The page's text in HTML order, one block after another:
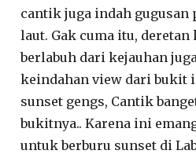
cantik juga indah gugusan
laut. Gak cuma itu,
berlabuh dari kejauhan
keindahan view dari bukit
sunset gengs, Cantik
bukitnya.. Karena ini
untuk berburu sunset di